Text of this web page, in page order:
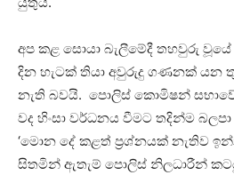
අප කළ සොයා බැලීමේදී තහවුරු
දින හැටක් තියා අවුරුදු ගණනක් යන
නැති බවයි. පොලිස් කොමිෂන්
වද හිංසා වර්ධනය වීමට තදින්ම
‘මොන දේ කළත් ප්‍රශ්නයක් නැතිව
සිතමින් ඇතැම් පොලිස් නිලධාරීන්